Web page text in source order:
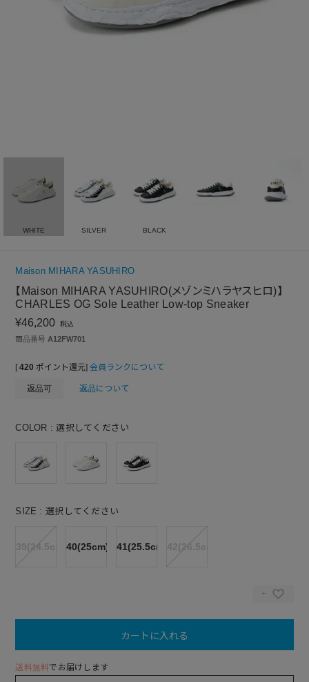
WHITE SILVER BLACK
Maison MIHARA YASUHIRO
【Maison MIHARA YASUHIRO(メゾンミハラヤスヒロ)】
CHARLES OG Sole Leather Low-top Sneaker
¥46,200 税込
商品番号 A12FW701
[ 420 ポイント還元] 会員ランクについて
返品可 返品について
COLOR 選択してください
SIZE 選択してください
39(24.5cm)40(25cm) 41(25.5cm)
カートに入れる
送料無料でお届けします